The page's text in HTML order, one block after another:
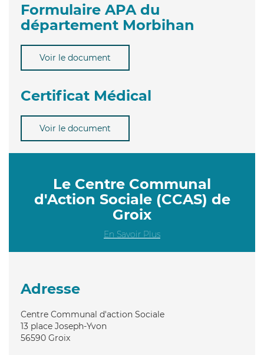
Formulaire APA du
département Morbihan
Voir le document
Certificat Médical
Voir le document
Le Centre Communal
d'Action Sociale (CCAS) de
Groix
En Savoir Plus
Adresse
Centre Communal d'action Sociale
13 place Joseph-Yvon
56590 Groix